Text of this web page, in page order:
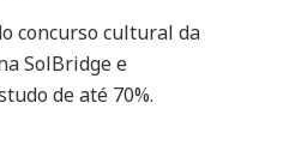
coreana
SolBridge
oferece
concurso cultural da
SolBridge e
de até 70%.